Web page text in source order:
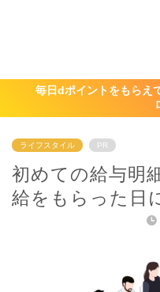
毎日dポイントをもらえ
ライフスタイル PR
初めての給与明
給をもらった日